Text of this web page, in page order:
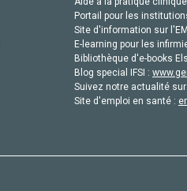
Portail pour les
Site d'information sur
E-learning pour les
Bibliothèque d'e-books
Blog special IFSI :
Suivez notre actualité
Site d'emploi en santé :